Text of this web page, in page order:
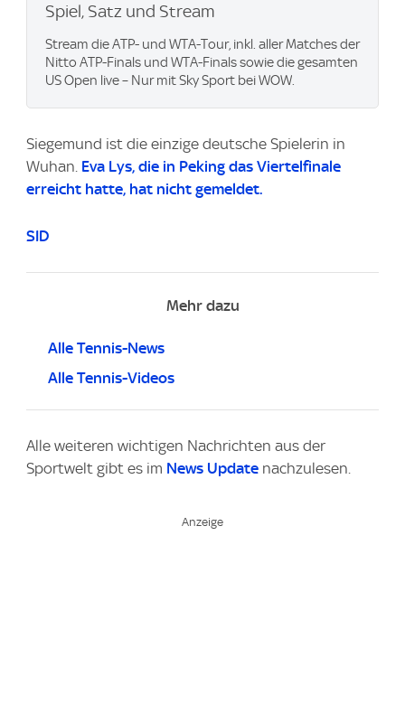
Spiel, Satz und Stream
Stream die ATP- und WTA-Tour, inkl. aller Matches der
Nitto ATP-Finals und WTA-Finals sowie die gesamten
US Open live – Nur mit Sky Sport bei WOW.
Siegemund ist die einzige deutsche Spielerin in
Wuhan. Eva Lys, die in Peking das Viertelfinale
erreicht hatte, hat nicht gemeldet.
SID
Mehr dazu
Alle Tennis-News
Alle Tennis-Videos
Alle weiteren wichtigen Nachrichten aus der
Sportwelt gibt es im News Update nachzulesen.